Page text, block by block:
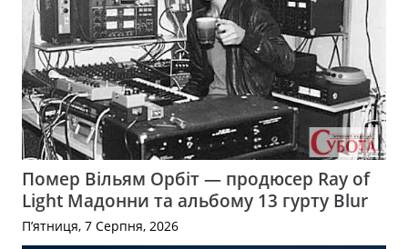
Помер Вільям Орбіт — продюсер Ray of
Light Мадонни та альбому 13 гурту Blur
П’ятниця, 7 Серпня, 2026